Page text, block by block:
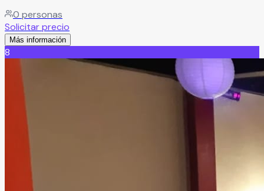
hará de tu celebración algo especial.
0 personas
Solicitar precio
Más información
8